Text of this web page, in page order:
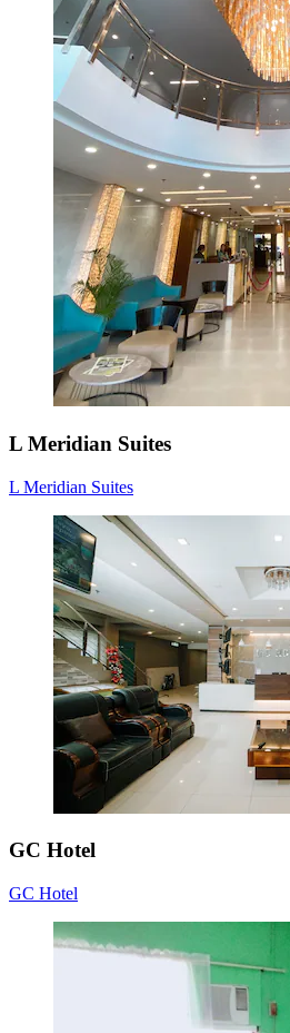
L Meridian Suites
L Meridian Suites
GC Hotel
GC Hotel